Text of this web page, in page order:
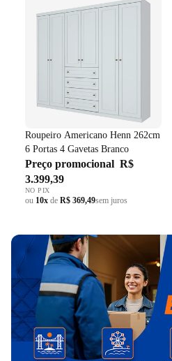
Roupeiro Americano Henn 262cm
6 Portas 4 Gavetas Branco
Preço promocional R$
3.399,39
NO PIX
ou 10x de R$ 369,49sem juros